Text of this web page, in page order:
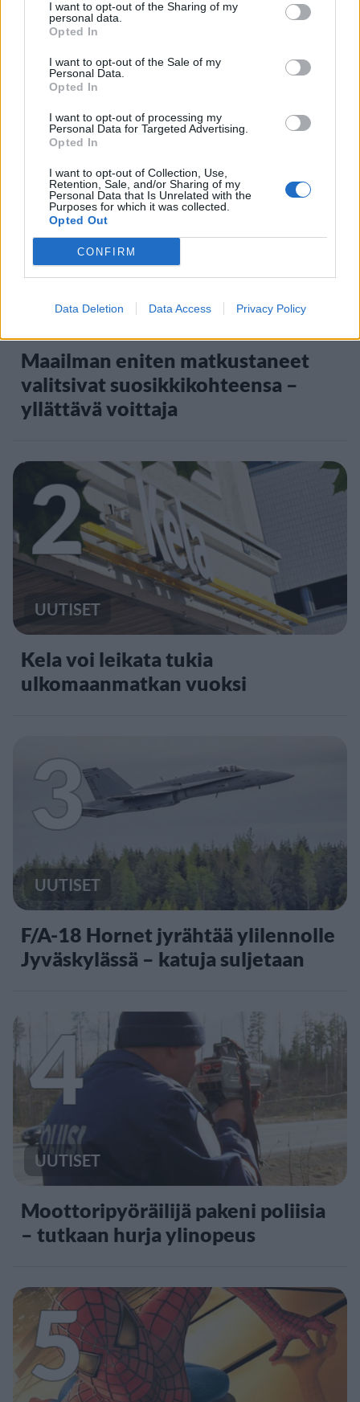
I want to opt-out of the Sharing of my
personal data.
Opted In
I want to opt-out of the Sale of my
Personal Data.
Opted In
I want to opt-out of processing my
Personal Data for Targeted Advertising.
Opted In
I want to opt-out of Collection, Use,
Retention, Sale, and/or Sharing of my
Personal Data that Is Unrelated with the
Purposes for which it was collected.
Opted Out
CONFIRM
Data Deletion Data Access Privacy Policy
Staran luetuimmat
1
MATKAILU
Maailman eniten matkustaneet
valitsivat suosikkikohteensa –
yllättävä voittaja
2
UUTISET
Kela voi leikata tukia
ulkomaanmatkan vuoksi
3
UUTISET
F/A-18 Hornet jyrähtää ylilennolle
Jyväskylässä – katuja suljetaan
4
UUTISET
Moottoripyöräilijä pakeni poliisia
– tutkaan hurja ylinopeus
5